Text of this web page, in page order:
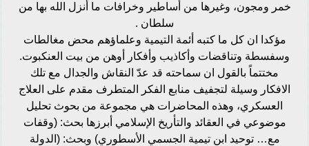
خمر ومجون، وغيرها من أساطير وخرافات ما أنزل الله بها من
سلطان .
مؤكدا ان كل ما كتبه أئمة التيمية وعلماؤهم محض مغالطات
وسفسطة وتناقضات وأكاذيب وأفكار أوهن من بيت العنكبوت.
مختتماً بالقول ان سماحته قد عدّ النقاش والجدال مع تلك
الافكار وسيلة لتجفيف منابع الفكر المتطرف مقدم على العلاج
العسكري، وهذه المحاضرات هي مجموعة من بحوث تحليل
موضوعي في العقائد والتأريخ الإسلامي أبرزها بحث: (وقفات
مع… توحيد ابن تيمية الجسمي الأسطوري) وبحث: (الدولة